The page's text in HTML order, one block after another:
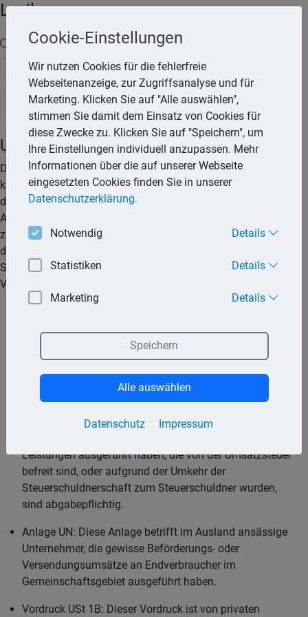
Lexika
Volltext-Suche in den Lexika
Suchen
Steuerlexikon
Umsatzsteuererklärung
Die Umsatzsteuererklärung ist vom Unternehmer
kalenderjährlich nach amtlich vorgeschriebenen Datensatz
durch Datenfernübertragung zu übermitteln. Die
Abgabepflicht endet am 31.07. des Folgejahres. Die Pflicht
zur Abgabe der Umsatzsteuererklärung trifft alle Unternehmer,
die steuerbare Umsätze getätigt haben und die von einer
Steuerschuldnerschaft erfasst werden. Die amtlichen
Vordrucke bestehen aus:
Sitz, ihre Geschäftsleitung, eine Zweigniederlassung oder
eine Organgesellschaft haben, sind zur Abgabe
verpflichtet. Steuerpflichtig sind weiterhin
Nichtunternehmer, die unrichtig bzw. unberechtigt Steuer
Leistungen ausgeführt haben, die von der Umsatzsteuer
befreit sind, oder aufgrund der Umkehr der
Steuerschuldnerschaft zum Steuerschuldner wurden,
sind abgabepflichtig.
Anlage UN: Diese Anlage betrifft im Ausland ansässige
Unternehmer, die gewisse Beförderungs- oder
Versendungsumsätze an Endverbraucher im
Gemeinschaftsgebiet ausgeführt haben.
Vordruck USt 1B: Dieser Vordruck ist von privaten
Cookie-Einstellungen
Wir nutzen Cookies für die fehlerfreie
Webseitenanzeige, zur Zugriffsanalyse und für
Marketing. Klicken Sie auf "Alle auswählen",
stimmen Sie damit dem Einsatz von Cookies für
diese Zwecke zu. Klicken Sie auf "Speichern", um
Ihre Einstellungen individuell anzupassen. Mehr
Informationen über die auf unserer Webseite
eingesetzten Cookies finden Sie in unserer
Datenschutzerklärung.
Notwendig Details
Statistiken Details
Marketing Details
Datenschutz Impressum
Speichern
Alle auswählen